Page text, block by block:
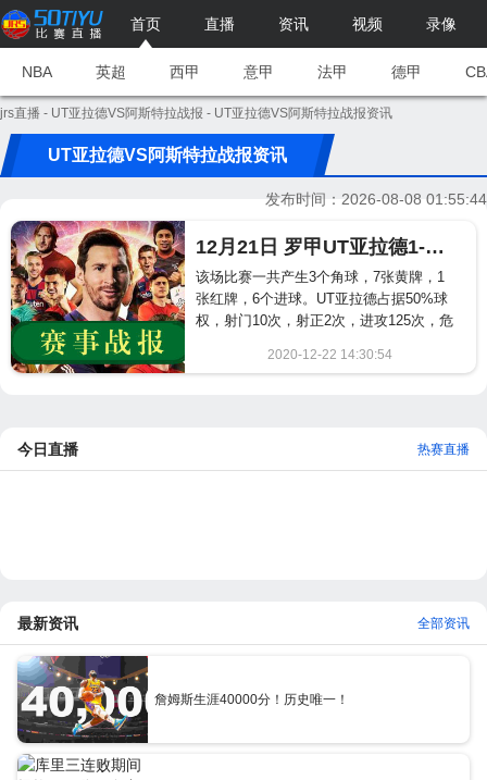
首页 直播 资讯 视频 录像
NBA 英超 西甲 意甲 法甲 德甲
jrs直播 - UT亚拉德VS阿斯特拉战报 - UT亚拉德VS阿斯特拉战报资讯
UT亚拉德VS阿斯特拉战报资讯
发布时间：2026-08-08 01:55:44
12月21日 罗甲UT亚拉德1-1阿斯特拉完赛战报
该场比赛一共产生3个角球，7张黄牌，1
张红牌，6个进球。UT亚拉德占据50%球
权，射门10次，射正2次，进攻125次，危
门8次，射正6次，进攻109次，危险进攻
2020-12-22 14:30:54
2658
今日直播 热赛直播
最新资讯 全部资讯
詹姆斯生涯40000分！历史唯一！